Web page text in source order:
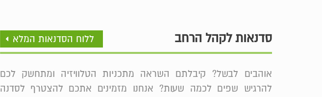
סדנאות לקהל הרחב ללוח הסדנאות המלא
אוהבים לבשל? קיבלתם השראה מתכניות הטלוויזיה ומתחשק לכם
להרגיש שפים לכמה שעות? אנחנו מזמינים אתכם להצטרף לסדנה